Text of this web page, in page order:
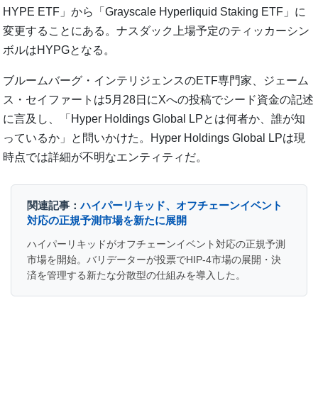
HYPE ETF」から「Grayscale Hyperliquid Staking ETF」に
変更することにある。ナスダック上場予定のティッカーシン
ボルはHYPGとなる。
ブルームバーグ・インテリジェンスのETF専門家、ジェーム
ス・セイファートは5月28日にXへの投稿でシード資金の記述
に言及し、「Hyper Holdings Global LPとは何者か、誰が知
っているか」と問いかけた。Hyper Holdings Global LPは現
時点では詳細が不明なエンティティだ。
関連記事：ハイパーリキッド、オフチェーンイベント
対応の正規予測市場を新たに展開
ハイパーリキッドがオフチェーンイベント対応の正規予測
市場を開始。バリデーターが投票でHIP-4市場の展開・決
済を管理する新たな分散型の仕組みを導入した。